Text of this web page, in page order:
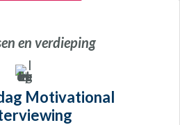
en verdieping
Motivational